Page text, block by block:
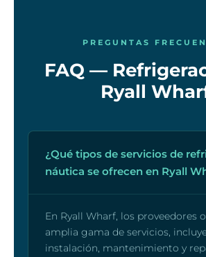
PREGUNTAS
FAQ —
Ryall
¿Qué tipos de servicios de
náutica se ofrecen en Ryall
En Ryall Wharf, los proveedores
amplia gama de servicios,
instalación, mantenimiento y